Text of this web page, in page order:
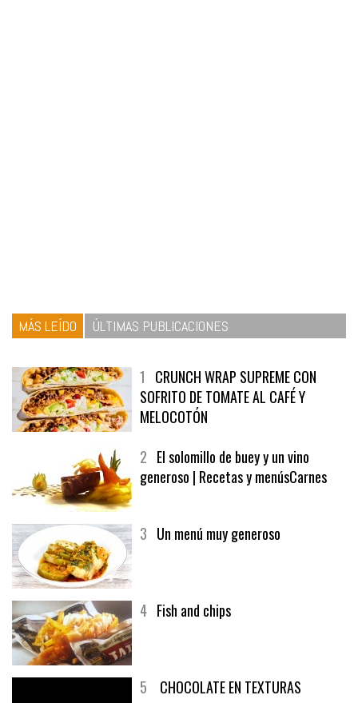
MÁS LEÍDO ÚLTIMAS PUBLICACIONES
1 CRUNCH WRAP SUPREME CON
SOFRITO DE TOMATE AL CAFÉ Y
MELOCOTÓN
2 El solomillo de buey y un vino
generoso | Recetas y menúsCarnes
3 Un menú muy generoso
4 Fish and chips
5 CHOCOLATE EN TEXTURAS